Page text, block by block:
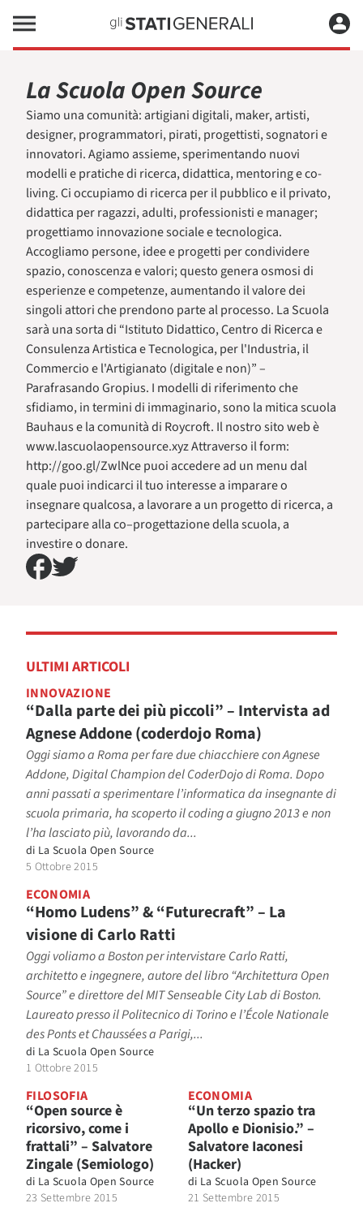
La Scuola Open Source
Siamo una comunità: artigiani digitali, maker, artisti,
designer, programmatori, pirati, progettisti, sognatori e
innovatori. Agiamo assieme, sperimentando nuovi
modelli e pratiche di ricerca, didattica, mentoring e co-
living. Ci occupiamo di ricerca per il pubblico e il privato,
didattica per ragazzi, adulti, professionisti e manager;
progettiamo innovazione sociale e tecnologica.
Accogliamo persone, idee e progetti per condividere
spazio, conoscenza e valori; questo genera osmosi di
esperienze e competenze, aumentando il valore dei
singoli attori che prendono parte al processo. La Scuola
sarà una sorta di “Istituto Didattico, Centro di Ricerca e
Consulenza Artistica e Tecnologica, per l'Industria, il
Commercio e l'Artigianato (digitale e non)” –
Parafrasando Gropius. I modelli di riferimento che
sfidiamo, in termini di immaginario, sono la mitica scuola
Bauhaus e la comunità di Roycroft. Il nostro sito web è
www.lascuolaopensource.xyz Attraverso il form:
http://goo.gl/ZwlNce puoi accedere ad un menu dal
quale puoi indicarci il tuo interesse a imparare o
insegnare qualcosa, a lavorare a un progetto di ricerca, a
partecipare alla co–progettazione della scuola, a
investire o donare.
ULTIMI ARTICOLI
INNOVAZIONE
“Dalla parte dei più piccoli” – Intervista ad
Agnese Addone (coderdojo Roma)
Oggi siamo a Roma per fare due chiacchiere con Agnese
Addone, Digital Champion del CoderDojo di Roma. Dopo
anni passati a sperimentare l’informatica da insegnante di
scuola primaria, ha scoperto il coding a giugno 2013 e non
l’ha lasciato più, lavorando da...
di La Scuola Open Source
5 Ottobre 2015
ECONOMIA
“Homo Ludens” & “Futurecraft” – La
visione di Carlo Ratti
Oggi voliamo a Boston per intervistare Carlo Ratti,
architetto e ingegnere, autore del libro “Architettura Open
Source” e direttore del MIT Senseable City Lab di Boston.
Laureato presso il Politecnico di Torino e l’École Nationale
des Ponts et Chaussées a Parigi,...
di La Scuola Open Source
1 Ottobre 2015
FILOSOFIA
“Open source è
ricorsivo, come i
frattali” – Salvatore
Zingale (Semiologo)
di La Scuola Open Source
23 Settembre 2015
ECONOMIA
“Un terzo spazio tra
Apollo e Dionisio.” –
Salvatore Iaconesi
(Hacker)
di La Scuola Open Source
21 Settembre 2015